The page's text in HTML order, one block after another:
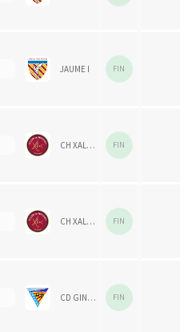
JAUME I FIN
CH XALOC FIN
CH XALOC 1993 FIN
CD GINER CORAL FIN